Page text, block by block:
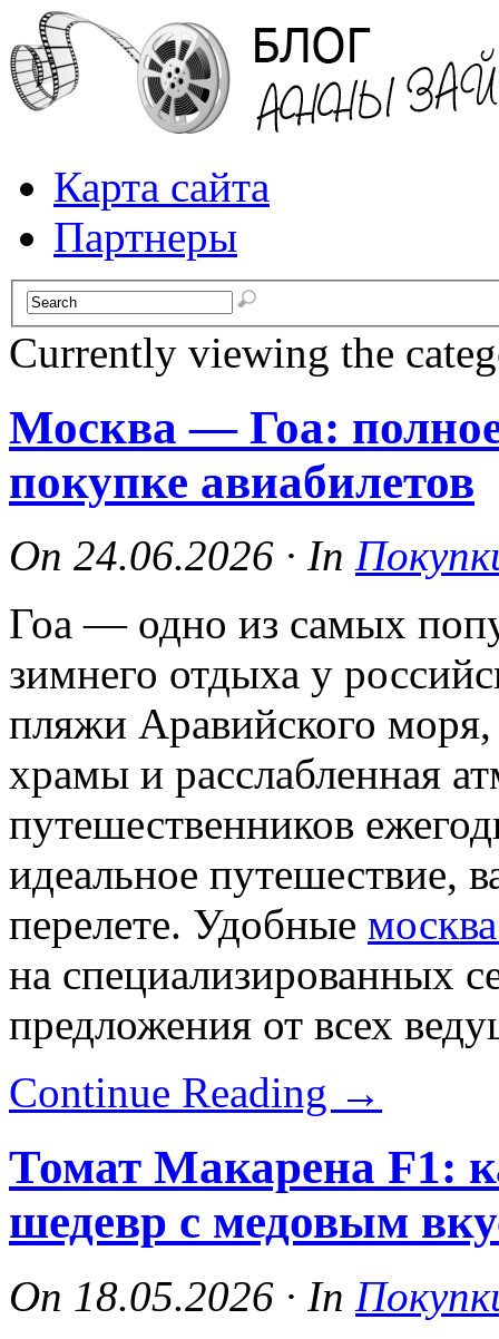
Карта сайта
Партнеры
Currently viewing the
Москва — Гоа:
покупке авиабилетов
On 24.06.2026 · In
Гоа — одно из самых
зимнего отдыха у
пляжи Аравийского моря,
храмы и расслабленная
путешественников
идеальное путешествие,
перелете. Удобные
на специализированных
предложения от всех
Continue Reading →
Томат Макарена F1:
шедевр с медовым
On 18.05.2026 · In